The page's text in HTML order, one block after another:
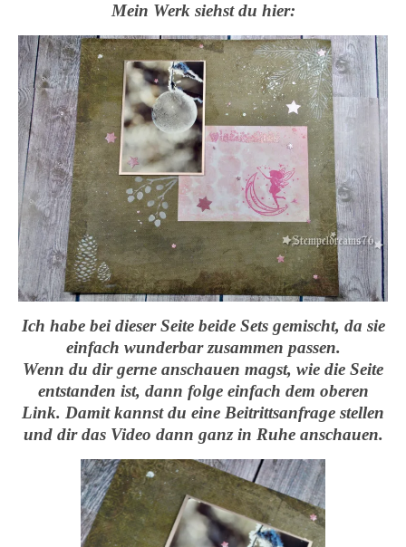
Mein Werk siehst du hier:
Ich habe bei dieser Seite beide Sets gemischt, da sie
einfach wunderbar zusammen passen.
Wenn du dir gerne anschauen magst, wie die Seite
entstanden ist, dann folge einfach dem oberen
Link. Damit kannst du eine Beitrittsanfrage stellen
und dir das Video dann ganz in Ruhe anschauen.